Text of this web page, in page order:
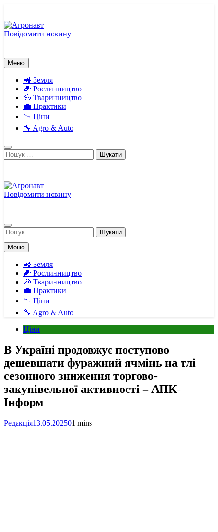
вмісту
Повідомити новину
Меню
🚜 Земля
🌽 Рослинництво
🐽 Тваринництво
💼 Практики
📉 Ціни
🔧 Agro & Auto
Пошук:
Повідомити новину
Пошук:
Меню
🚜 Земля
🌽 Рослинництво
🐽 Тваринництво
💼 Практики
📉 Ціни
🔧 Agro & Auto
Ціни
В Україні продовжує поступово
дешевшати фуражний ячмінь на тлі
сезонного зниження торгово-
закупівельної активності – АПК-
Інформ
Редакція13.05.202501 mins